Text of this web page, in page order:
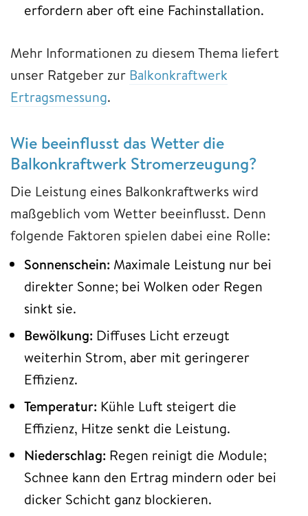
erfordern aber oft eine Fachinstallation.
Mehr Informationen zu diesem Thema liefert
unser Ratgeber zur Balkonkraftwerk
Ertragsmessung.
Wie beeinflusst das Wetter die
Balkonkraftwerk Stromerzeugung?
Die Leistung eines Balkonkraftwerks wird
maßgeblich vom Wetter beeinflusst. Denn
folgende Faktoren spielen dabei eine Rolle:
Sonnenschein: Maximale Leistung nur bei
direkter Sonne; bei Wolken oder Regen
sinkt sie.
Bewölkung: Diffuses Licht erzeugt
weiterhin Strom, aber mit geringerer
Effizienz.
Temperatur: Kühle Luft steigert die
Effizienz, Hitze senkt die Leistung.
Niederschlag: Regen reinigt die Module;
Schnee kann den Ertrag mindern oder bei
dicker Schicht ganz blockieren.